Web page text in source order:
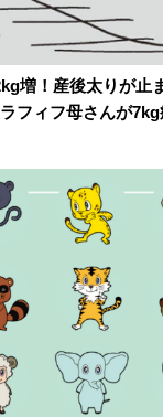
増！産後太りが止
フィフ母さんが